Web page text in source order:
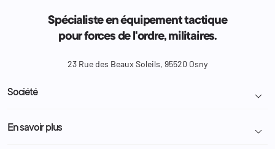
Spécialiste en équipement tactique
pour forces de l'ordre, militaires.
23 Rue des Beaux Soleils, 95520 Osny
Société 
Livraison et retour colis
En savoir plus 